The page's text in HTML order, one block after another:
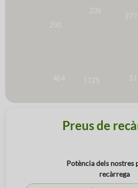
236
290
1125
464
377
Preus de
Potència dels nostres
recàrrega